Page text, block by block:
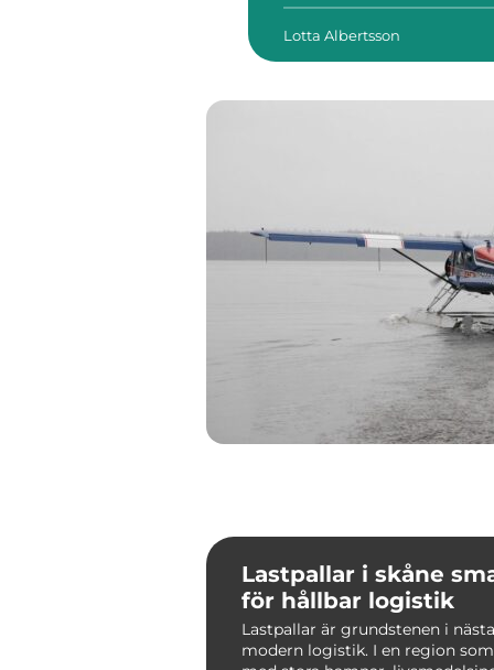
Lotta Albertsson
Lastpallar i skåne smarta val
för hållbar logistik
Lastpallar är grundstenen i
modern logistik. I en region som